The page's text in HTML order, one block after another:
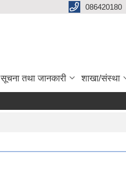
086420180
सूचना तथा जानकारी शाखा/संस्था